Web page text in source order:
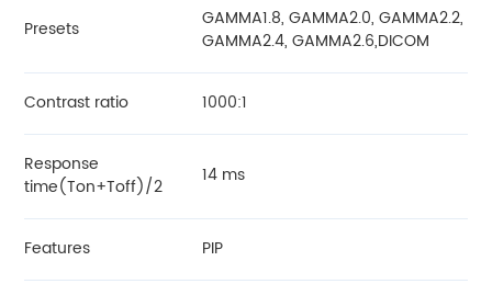
Presets
GAMMA1.8, GAMMA2.0, GAMMA2.2,
GAMMA2.4, GAMMA2.6,DICOM
Contrast ratio 1000:1
Response
time(Ton+Toff)/2
14 ms
Features PIP